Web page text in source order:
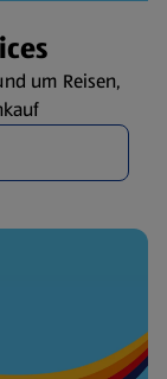
um Reisen,